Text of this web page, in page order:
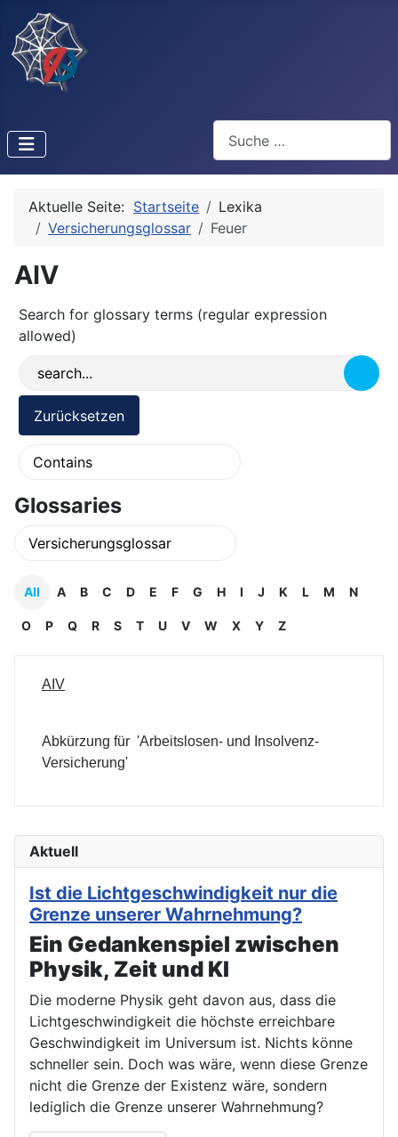
Aktuelle Seite: Startseite
Lexika
Versicherungsglossar
Feuer
AIV
Search for glossary terms (regular expression
allowed)
Glossaries
All A B C D E F G H I J K L M N
O P Q R S T U V W X Y Z
AIV
Abkürzung für 'Arbeitslosen- und Insolvenz-
Versicherung'
Aktuell
Ist die Lichtgeschwindigkeit nur die
Grenze unserer Wahrnehmung?
Ein Gedankenspiel zwischen
Physik, Zeit und KI
Die moderne Physik geht davon aus, dass die
Lichtgeschwindigkeit die höchste erreichbare
Geschwindigkeit im Universum ist. Nichts könne
schneller sein. Doch was wäre, wenn diese Grenze
nicht die Grenze der Existenz wäre, sondern
lediglich die Grenze unserer Wahrnehmung?